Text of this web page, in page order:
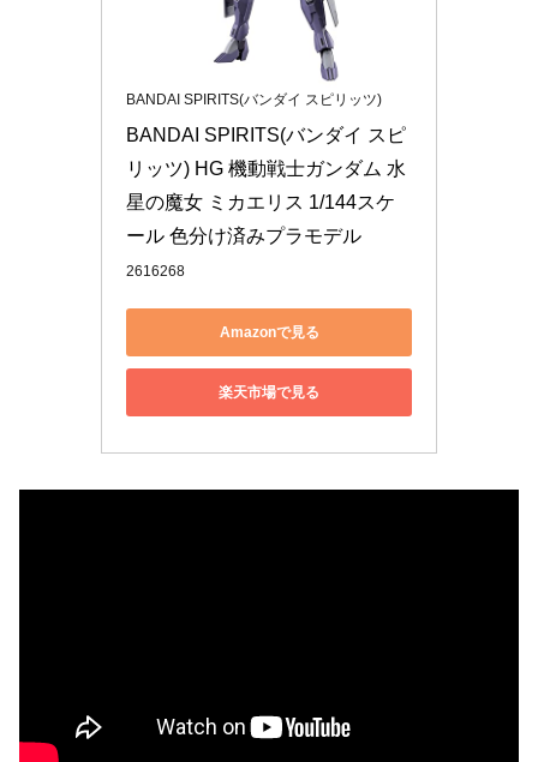
BANDAI SPIRITS(バンダイ スピリッツ)
BANDAI SPIRITS(バンダイ スピ
リッツ) HG 機動戦士ガンダム 水
星の魔女 ミカエリス 1/144スケ
ール 色分け済みプラモデル
2616268
Amazonで見る
楽天市場で見る